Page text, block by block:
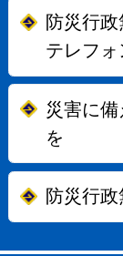
防災行
テレフォ
災害に
を
防災行政